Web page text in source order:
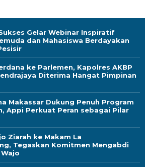
Sukses Gelar Webinar Inspiratif
dan Mahasiswa Berdayakan
ke Parlemen, Kapolres AKBP
Diterima Hangat Pimpinan
Makassar Dukung Penuh Program
Appi Perkuat Peran sebagai Pilar
Ziarah ke Makam La
Tegaskan Komitmen Mengabdi